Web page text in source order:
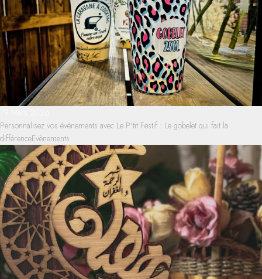
Personnalisez vos événements avec Le P'tit Festif : Le gobelet qui fait la
différenceEvènements